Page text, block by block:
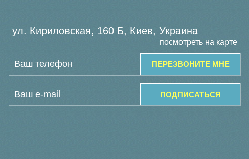
ул. Кириловская, 160 Б, Киев, Украина
посмотреть на карте
ПЕРЕЗВОНИТЕ МНЕ
ПОДПИСАТЬСЯ